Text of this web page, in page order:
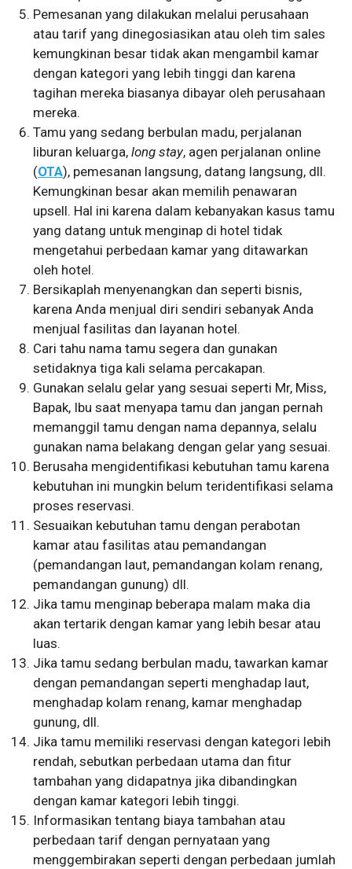
Pemesanan yang dilakukan melalui perusahaan
atau tarif yang dinegosiasikan atau oleh tim sales
kemungkinan besar tidak akan mengambil kamar
dengan kategori yang lebih tinggi dan karena
tagihan mereka biasanya dibayar oleh perusahaan
mereka.
Tamu yang sedang berbulan madu, perjalanan
liburan keluarga,long stay, agen perjalanan online
(OTA), pemesanan langsung, datang langsung, dll.
Kemungkinan besar akan memilih penawaran
upsell. Hal ini karena dalam kebanyakan kasus tamu
yang datang untuk menginap di hotel tidak
mengetahui perbedaan kamar yang ditawarkan
oleh hotel.
Bersikaplah menyenangkan dan seperti bisnis,
karena Anda menjual diri sendiri sebanyak Anda
menjual fasilitas dan layanan hotel.
Cari tahu nama tamu segera dan gunakan
setidaknya tiga kali selama percakapan.
Gunakan selalu gelar yang sesuai seperti Mr, Miss,
Bapak, Ibu saat menyapa tamu dan jangan pernah
memanggil tamu dengan nama depannya, selalu
gunakan nama belakang dengan gelar yang sesuai.
Berusaha mengidentifikasi kebutuhan tamu karena
kebutuhan ini mungkin belum teridentifikasi selama
proses reservasi.
Sesuaikan kebutuhan tamu dengan perabotan
kamar atau fasilitas atau pemandangan
(pemandangan laut, pemandangan kolam renang,
pemandangan gunung) dll.
Jika tamu menginap beberapa malam maka dia
akan tertarik dengan kamar yang lebih besar atau
luas.
Jika tamu sedang berbulan madu, tawarkan kamar
dengan pemandangan seperti menghadap laut,
menghadap kolam renang, kamar menghadap
gunung, dll.
Jika tamu memiliki reservasi dengan kategori lebih
rendah, sebutkan perbedaan utama dan fitur
tambahan yang didapatnya jika dibandingkan
dengan kamar kategori lebih tinggi.
Informasikan tentang biaya tambahan atau
perbedaan tarif dengan pernyataan yang
menggembirakan seperti dengan perbedaan jumlah